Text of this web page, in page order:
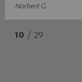
Norbert G.
10 / 29